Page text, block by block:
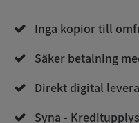
Inga kopior till
Säker betalning
Direkt digital
Syna -